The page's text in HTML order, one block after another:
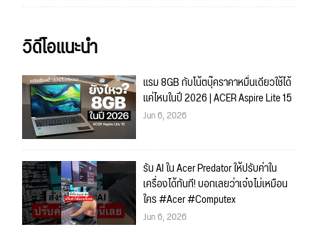
วิดีโอแนะนำ
แรม 8GB กับโน้ตบุ๊คราคาหมื่นเดียวใช้ได้
แค่ไหนในปี 2026 | ACER Aspire Lite 15
Jun 6, 2026
รัน AI ใน Acer Predator ให้ปรับค่าใน
เครื่องได้ทันที! บอกเลยว่าเจ๋งไม่เหมือน
ใคร #Acer #Computex
Jun 6, 2026